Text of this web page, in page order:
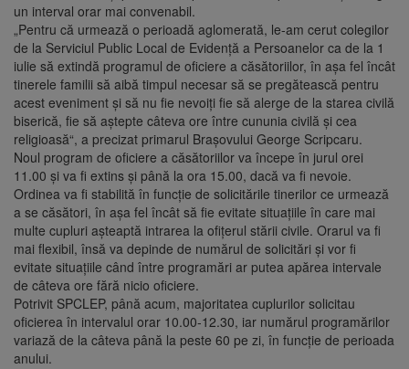
un interval orar mai convenabil.
„Pentru că urmează o perioadă aglomerată, le-am cerut colegilor
de la Serviciul Public Local de Evidență a Persoanelor ca de la 1
iulie să extindă programul de oficiere a căsătoriilor, în așa fel încât
tinerele familii să aibă timpul necesar să se pregătească pentru
acest eveniment și să nu fie nevoiți fie să alerge de la starea civilă
biserică, fie să aștepte câteva ore între cununia civilă și cea
religioasă“, a precizat primarul Brașovului George Scripcaru.
Noul program de oficiere a căsătoriilor va începe în jurul orei
11.00 și va fi extins și până la ora 15.00, dacă va fi nevoie.
Ordinea va fi stabilită în funcție de solicitările tinerilor ce urmează
a se căsători, în așa fel încât să fie evitate situațiile în care mai
multe cupluri așteaptă intrarea la ofițerul stării civile. Orarul va fi
mai flexibil, însă va depinde de numărul de solicitări și vor fi
evitate situațiile când între programări ar putea apărea intervale
de câteva ore fără nicio oficiere.
Potrivit SPCLEP, până acum, majoritatea cuplurilor solicitau
oficierea în intervalul orar 10.00-12.30, iar numărul programărilor
variază de la câteva până la peste 60 pe zi, în funcție de perioada
anului.